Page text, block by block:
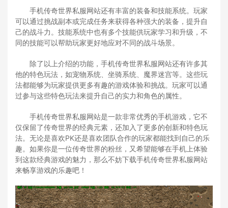
手机传奇世界私服网站还有丰富的装备和技能系统。玩家
可以通过挑战副本或完成任务来获得各种强大的装备，提升自
己的战斗力。技能系统中也有多个技能供玩家学习和升级，不
同的技能可以帮助玩家更好地应对不同的战斗场景。
除了以上介绍的功能，手机传奇世界私服网站还有许多其
他的特色玩法，如宠物系统、坐骑系统、魔界迷宫等。这些玩
法都能够为玩家提供更多有趣的游戏体验和挑战。玩家可以通
过参与这些特色玩法来提升自己的实力和角色的属性。
手机传奇世界私服网站是一款非常优秀的手机游戏，它不
仅保留了传奇世界的经典元素，还加入了更多的创新和特色玩
法。无论是喜欢PK还是喜欢团队合作的玩家都能找到自己的乐
趣。如果你是一位传奇世界的粉丝，又希望能够在手机上体验
到这款经典游戏的魅力，那么不妨下载手机传奇世界私服网站
来畅享游戏的乐趣吧！